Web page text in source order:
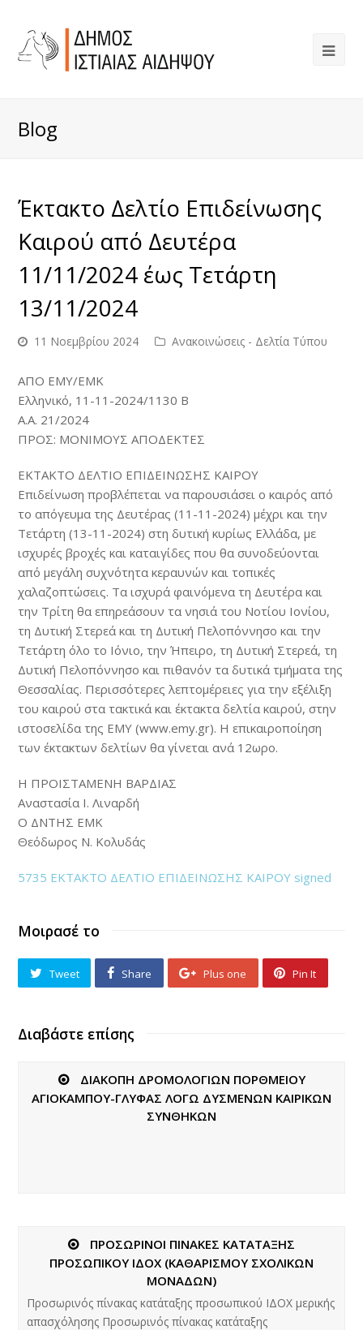
Blog
Έκτακτο Δελτίο Επιδείνωσης
Καιρού από Δευτέρα
11/11/2024 έως Τετάρτη
13/11/2024
11 Νοεμβρίου 2024 Ανακοινώσεις - Δελτία Τύπου
ΑΠΟ ΕΜΥ/ΕΜΚ
Ελληνικό, 11-11-2024/1130 B
Α.Α. 21/2024
ΠΡΟΣ: ΜΟΝΙΜΟΥΣ ΑΠΟΔΕΚΤΕΣ
ΕΚΤΑΚΤΟ ΔΕΛΤΙΟ ΕΠΙΔΕΙΝΩΣΗΣ ΚΑΙΡΟΥ
Επιδείνωση προβλέπεται να παρουσιάσει ο καιρός από
το απόγευμα της Δευτέρας (11-11-2024) μέχρι και την
Τετάρτη (13-11-2024) στη δυτική κυρίως Ελλάδα, με
ισχυρές βροχές και καταιγίδες που θα συνοδεύονται
από μεγάλη συχνότητα κεραυνών και τοπικές
χαλαζοπτώσεις. Τα ισχυρά φαινόμενα τη Δευτέρα και
την Τρίτη θα επηρεάσουν τα νησιά του Νοτίου Ιονίου,
τη Δυτική Στερεά και τη Δυτική Πελοπόννησο και την
Τετάρτη όλο το Ιόνιο, την Ήπειρο, τη Δυτική Στερεά, τη
Δυτική Πελοπόννησο και πιθανόν τα δυτικά τμήματα της
Θεσσαλίας. Περισσότερες λεπτομέρειες για την εξέλιξη
του καιρού στα τακτικά και έκτακτα δελτία καιρού, στην
ιστοσελίδα της ΕΜΥ (www.emy.gr). Η επικαιροποίηση
των έκτακτων δελτίων θα γίνεται ανά 12ωρο.
Η ΠΡΟΙΣΤΑΜΕΝΗ ΒΑΡΔΙΑΣ
Αναστασία Ι. Λιναρδή
Ο ΔΝΤΗΣ ΕΜΚ
Θεόδωρος Ν. Κολυδάς
5735 ΕΚΤΑΚΤΟ ΔΕΛΤΙΟ ΕΠΙΔΕΙΝΩΣΗΣ ΚΑΙΡΟΥ signed
Μοιρασέ το
Tweet Share Plus one Pin It
Διαβάστε επίσης
ΔΙΑΚΟΠΗ ΔΡΟΜΟΛΟΓΙΩΝ ΠΟΡΘΜΕΙΟΥ
ΑΓΙΟΚΑΜΠΟΥ-ΓΛΥΦΑΣ ΛΟΓΩ ΔΥΣΜΕΝΩΝ ΚΑΙΡΙΚΩΝ
ΣΥΝΘΗΚΩΝ
ΠΡΟΣΩΡΙΝΟΙ ΠΙΝΑΚΕΣ ΚΑΤΑΤΑΞΗΣ
ΠΡΟΣΩΠΙΚΟΥ ΙΔΟΧ (ΚΑΘΑΡΙΣΜΟΥ ΣΧΟΛΙΚΩΝ
ΜΟΝΑΔΩΝ)
Προσωρινός πίνακας κατάταξης προσωπικού ΙΔΟΧ μερικής
απασχόλησης Προσωρινός πίνακας κατάταξης